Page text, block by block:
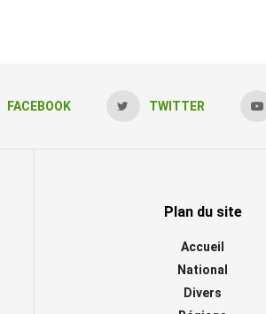
FACEBOOK TWITTER
Plan du site
Accueil
National
Divers